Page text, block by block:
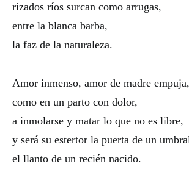
rizados ríos surcan como arrugas,
entre la blanca barba,
la faz de la naturaleza.
Amor inmenso, amor de madre empuja,
como en un parto con dolor,
a inmolarse y matar lo que no es libre,
y será su estertor la puerta de un
el llanto de un recién nacido.